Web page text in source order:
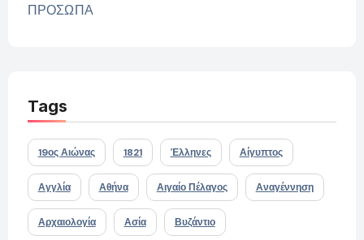
ΠΡΟΣΩΠΑ
Tags
19ος Αιώνας 1821 Έλληνες Αίγυπτος
Αγγλία Αθήνα Αιγαίο Πέλαγος Αναγέννηση
Αρχαιολογία Ασία Βυζάντιο